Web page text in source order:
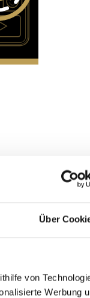
Über
von
Werbung